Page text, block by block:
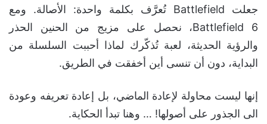
جعلت Battlefield تُعرَّف بكلمة واحدة: الأصالة. ومع
Battlefield 6، نحصل على مزيج من الحنين الحذر
والرؤية الحديثة، لعبة تُذكّرك لماذا أحببت السلسلة من
البداية، دون أن تنسى أين أخفقت في الطريق.
إنها ليست محاولة لإعادة الماضي، بل إعادة تعريفه وعودة
الى الجذور على أصولها! … وهنا تبدأ الحكاية.